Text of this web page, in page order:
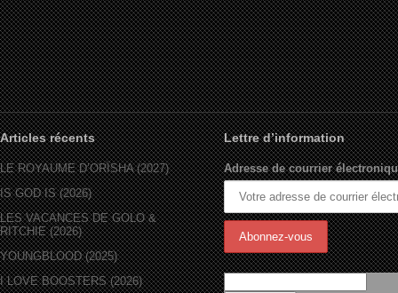
Articles récents
LE ROYAUME D’ORÏSHA (2027)
IS GOD IS (2026)
LES VACANCES DE GOLO &
RITCHIE (2026)
YOUNGBLOOD (2025)
I LOVE BOOSTERS (2026)
Lettre d’information
Adresse de courrier